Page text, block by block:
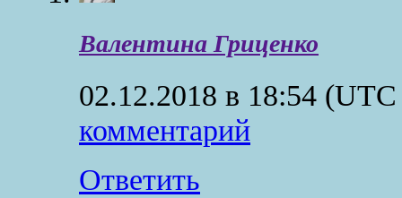
Валентина Гриценко
02.12.2018 в 18:54
комментарий
Ответить